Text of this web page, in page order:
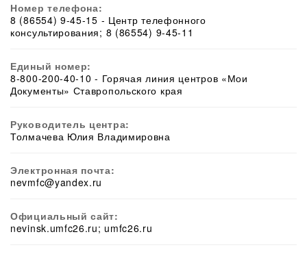
Номер телефона:
8 (86554) 9-45-15 - Центр телефонного
консультирования; 8 (86554) 9-45-11
Единый номер:
8-800-200-40-10 - Горячая линия центров «Мои
Документы» Ставропольского края
Руководитель центра:
Толмачева Юлия Владимировна
Электронная почта:
nevmfc@yandex.ru
Официальный сайт:
nevinsk.umfc26.ru; umfc26.ru